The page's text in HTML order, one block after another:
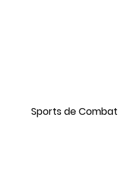
Sports de Combat